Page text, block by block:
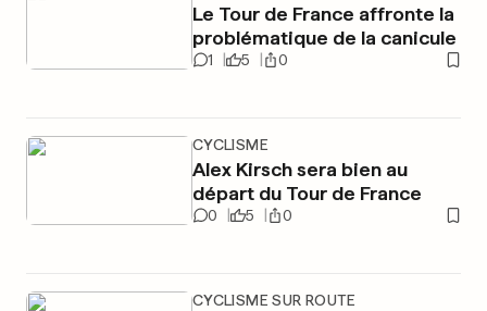
Le Tour de France affronte la
problématique de la canicule
1 5 0
CYCLISME
Alex Kirsch sera bien au
départ du Tour de France
0 5 0
CYCLISME SUR ROUTE